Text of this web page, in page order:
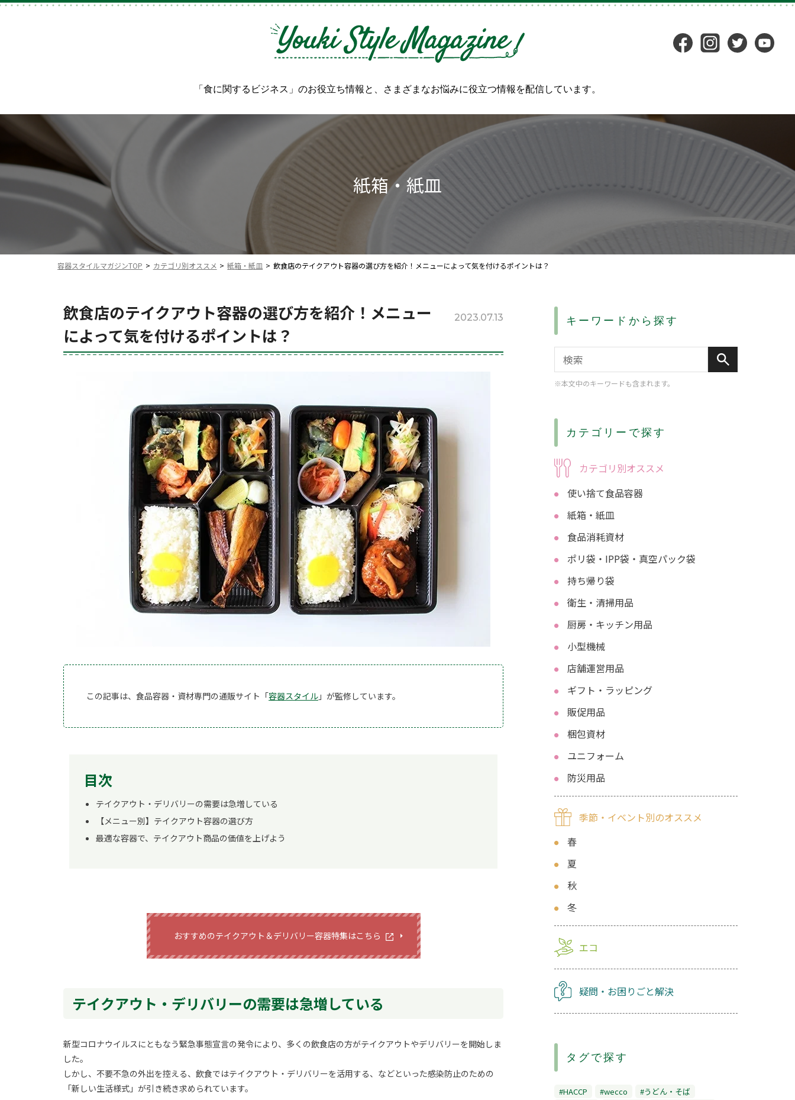
「食に関するビジネス」のお役立ち情報と、 さまざまなお悩みに役立つ情報を配信しています。
紙箱・紙皿
容器スタイルマガジンTOP カテゴリ別オススメ 紙箱・紙皿 飲食店のテイクアウト容器の選び方を紹介！メニューによって気を付けるポイントは？
2023.07.13
飲食店のテイクアウト容器の選び方を紹介！メニュー
によって気を付けるポイントは？
この記事は、食品容器・資材専門の通販サイト「容器スタイル 」が監修しています。
目次
テイクアウト・デリバリーの需要は急増している
【メニュー別】テイクアウト容器の選び方
最適な容器で、テイクアウト商品の価値を上げよう
おすすめのテイクアウト＆デリバリー容器特集はこちら
テイクアウト・デリバリーの需要は急増している
新型コロナウイルスにともなう緊急事態宣言の発令により、多くの飲食店の方がテイクアウトやデリバリーを開始しま
した。
しかし、不要不急の外出を控える、飲食ではテイクアウト・デリバリーを活用する、などといった感染防止のための
「新しい生活様式」が引き続き求められています。
キーワードから探す
※本文中のキーワードも含まれます。
カテゴリーで探す
カテゴリ別オススメ
使い捨て食品容器
紙箱・紙皿
食品消耗資材
ポリ袋・IPP袋・真空パック袋
持ち帰り袋
衛生・清掃用品
厨房・キッチン用品
小型機械
店舗運営用品
ギフト・ラッピング
販促用品
梱包資材
ユニフォーム
防災用品
季節・イベント別のオススメ
春
夏
秋
冬
エコ
疑問・お困りごと解決
タグで探す
#HACCP #wecco
#うどん・そば